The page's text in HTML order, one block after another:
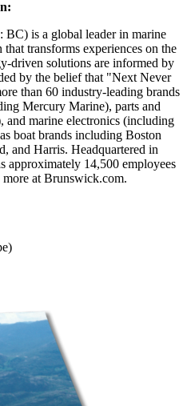
is a global leader in marine
transforms experiences on the
driven solutions are informed by
by the belief that "Next Never
than 60 industry-leading brands
Mercury Marine), parts and
and marine electronics (including
boat brands including Boston
and Harris. Headquartered in
14,500 employees
at Brunswick.com.